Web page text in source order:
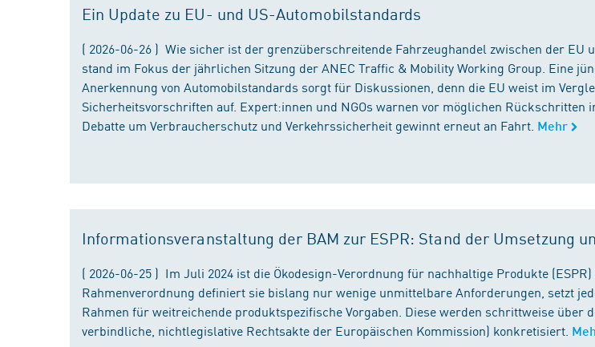
Ein Update zu EU- und US-Automobilstandards
( 2026-06-26 ) Wie sicher ist der grenzüberschreitende Fahrzeughandel zwischen der EU
stand im Fokus der jährlichen Sitzung der ANEC Traffic & Mobility Working Group. Eine
Anerkennung von Automobilstandards sorgt für Diskussionen, denn die EU weist im
Sicherheitsvorschriften auf. Expert:innen und NGOs warnen vor möglichen Rückschritten
Debatte um Verbraucherschutz und Verkehrssicherheit gewinnt erneut an Fahrt. Mehr
Informationsveranstaltung der BAM zur ESPR: Stand der Umsetzung
( 2026-06-25 ) Im Juli 2024 ist die Ökodesign-Verordnung für nachhaltige Produkte
Rahmenverordnung definiert sie bislang nur wenige unmittelbare Anforderungen, setzt
Rahmen für weitreichende produktspezifische Vorgaben. Diese werden schrittweise über
verbindliche, nichtlegislative Rechtsakte der Europäischen Kommission) konkretisiert.